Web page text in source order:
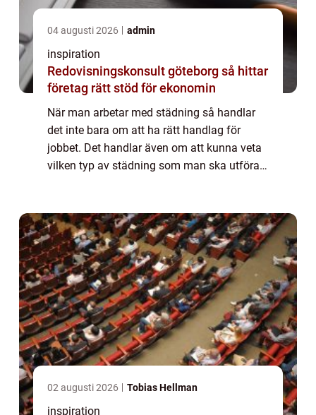
04 augusti 2026 admin
inspiration
Redovisningskonsult göteborg så hittar
företag rätt stöd för ekonomin
När man arbetar med städning så handlar
det inte bara om att ha rätt handlag för
jobbet. Det handlar även om att kunna veta
vilken typ av städning som man ska utföra.
02 augusti 2026 Tobias Hellman
inspiration